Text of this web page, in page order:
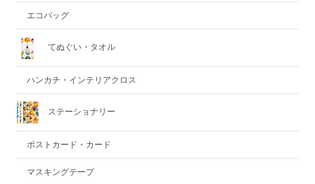
エコバッグ
てぬぐい・タオル
ハンカチ・インテリアクロス
ステーショナリー
ポストカード・カード
マスキングテープ